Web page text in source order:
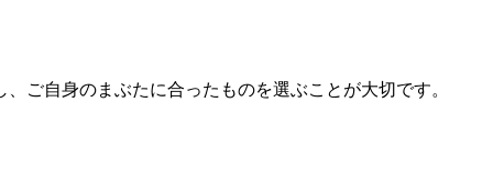
ご自身のまぶたに合ったものを選ぶことが大切です。